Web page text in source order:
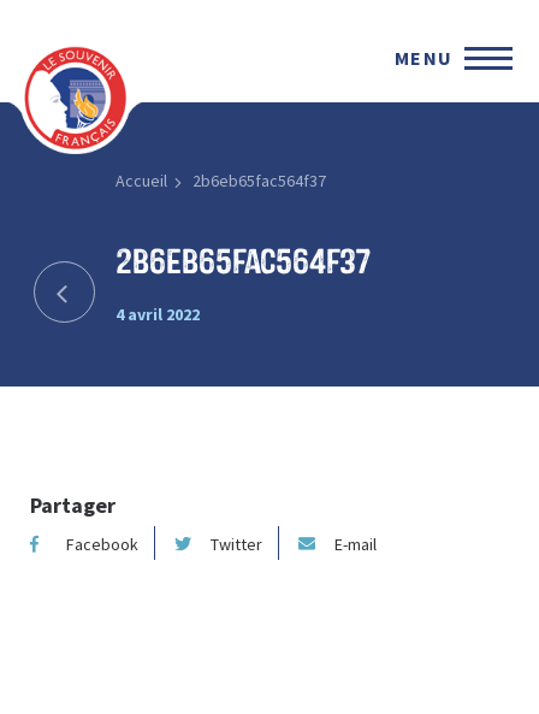
MENU
Accueil 2b6eb65fac564f37
2b6eb65fac564f37
4 avril 2022
Partager
Facebook Twitter E-mail